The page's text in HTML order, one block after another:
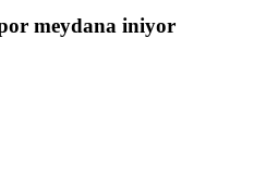
meydana iniyor